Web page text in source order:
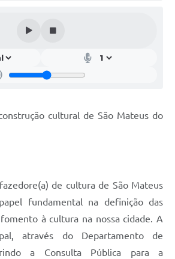
cultural de São Mateus do
de cultura de São Mateus
fundamental na definição das
à cultura na nossa cidade. A
através do Departamento de
a Consulta Pública para a